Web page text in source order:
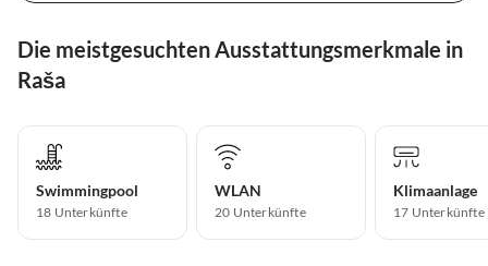
Die meistgesuchten Ausstattungsmerkmale in
Raša
Swimmingpool
18 Unterkünfte
WLAN
20 Unterkünfte
Klimaanlage
17 Unterkünfte